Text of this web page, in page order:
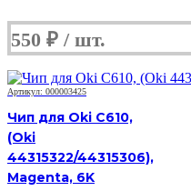
550 ₽
Артикул: 000003425
Чип для Oki C610,
(Oki
44315322/44315306),
Magenta, 6K